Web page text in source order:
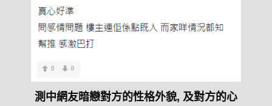
測中網友暗戀對方的性格外貌, 及對方的心